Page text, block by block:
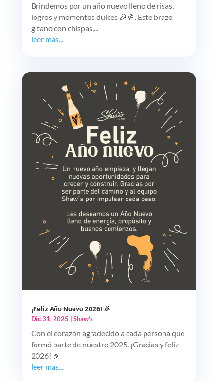
Brindemos por un año nuevo lleno de risas,
logros y momentos dulces 🎉🥂. Este brazo
gitano con chispas,...
leer más...
¡Feliz Año Nuevo 2026! 🎉
Dic 31, 2025
Shaw’s
Con el corazón agradecido a cada persona que
formó parte de nuestro 2025. ¡Gracias y feliz
2026! 🎉
leer más...